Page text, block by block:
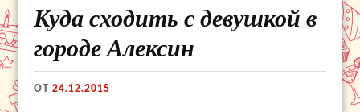
Куда сходить с девушкой в
городе Алексин
ОТ24.12.2015